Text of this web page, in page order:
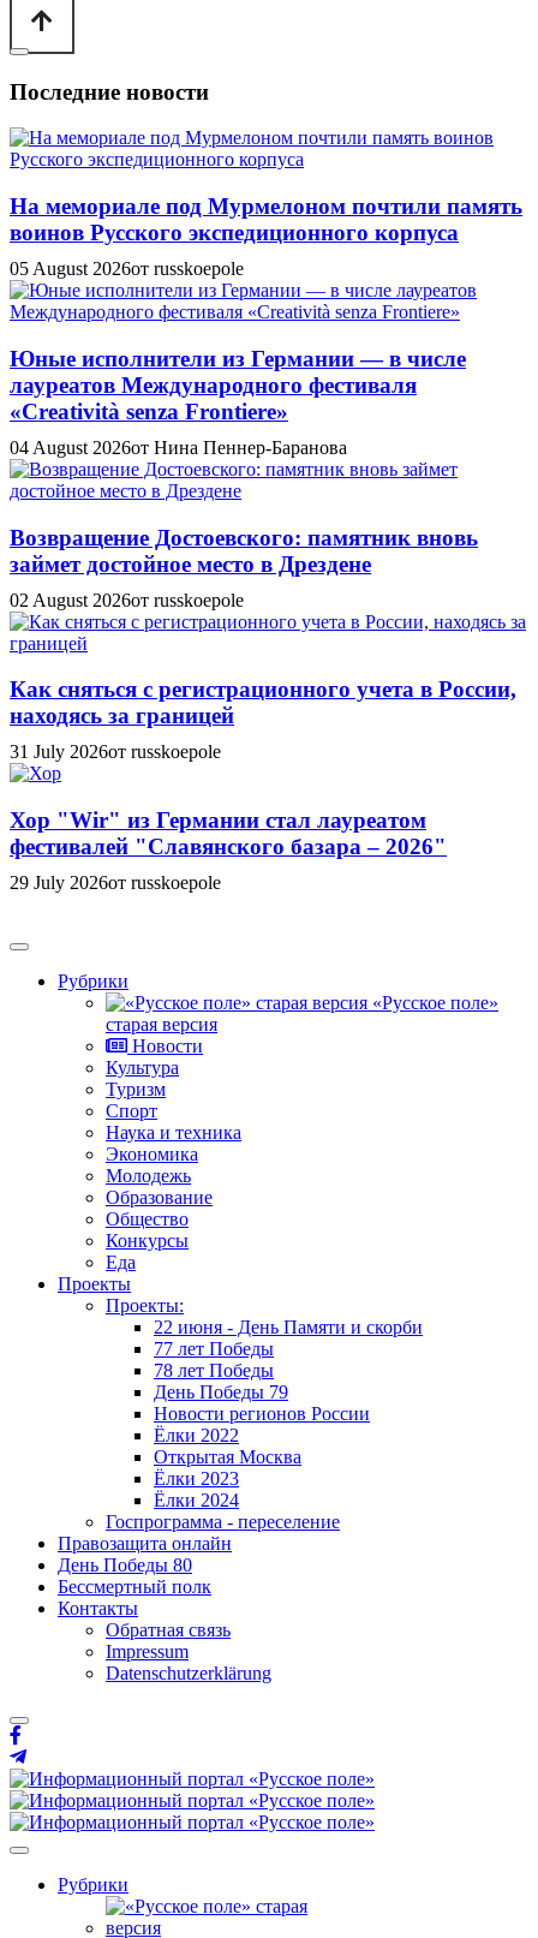
Последние новости
На мемориале под Мурмелоном почтили память
воинов Русского экспедиционного корпуса
05 August 2026от russkoepole
Юные исполнители из Германии — в числе
лауреатов Международного фестиваля
«Creatività senza Frontiere»
04 August 2026от Нина Пеннер-Баранова
Возвращение Достоевского: памятник вновь
займет достойное место в Дрездене
02 August 2026от russkoepole
Как сняться с регистрационного учета в России,
находясь за границей
31 July 2026от russkoepole
Хор "Wir" из Германии стал лауреатом
фестивалей "Славянского базара – 2026"
29 July 2026от russkoepole
Рубрики
«Русское поле»
старая версия
Новости
Культура
Туризм
Спорт
Наука и техника
Экономика
Молодежь
Образование
Общество
Конкурсы
Еда
Проекты
Проекты:
22 июня - День Памяти и скорби
77 лет Победы
78 лет Победы
День Победы 79
Новости регионов России
Ёлки 2022
Открытая Москва
Ёлки 2023
Ёлки 2024
Госпрограмма - переселение
Правозащита онлайн
День Победы 80
Бессмертный полк
Контакты
Обратная связь
Impressum
Datenschutzerklärung
Рубрики